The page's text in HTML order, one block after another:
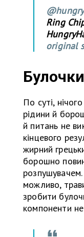
Ring
original
По суті,
рідини й
й питань не
кінцевого
жирний
борошно
можливо,
зробити
компоненти